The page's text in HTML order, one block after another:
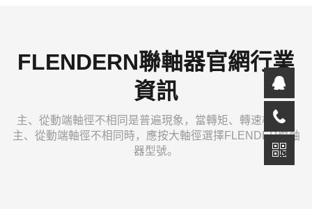
FLENDERN聯軸器官網行業
資訊
主、從動端軸徑不相同是普遍現象，當轉矩、轉速相同，
主、從動端軸徑不相同時，應按大軸徑選擇FLENDER聯軸
器型號。